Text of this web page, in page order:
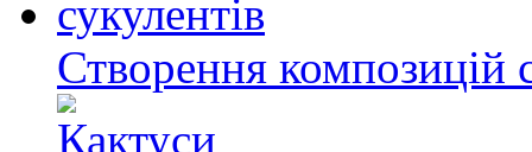
Створення композицій